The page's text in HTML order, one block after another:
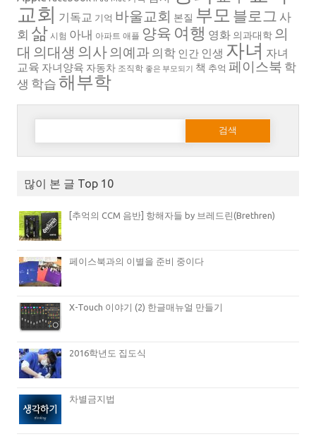
교회 기독교 기억 바울교회 본질 부모 블로그 사
회 삶 시험 아내 아파트 애플 양육 여행 영화 의과대학 의
대 의대생 의사의예과 의학 인간 인생 자녀 자녀
교육 자녀양육 자동차 조직학 좋은 부모되기 책 추억 페이스북 학
생 학습 해부학
다음 검색:
많이 본 글 Top 10
[추억의 CCM 음반] 항해자들 by 브레드린(Brethren)
페이스북과의 이별을 준비 중이다
X-Touch 이야기 (2) 한글매뉴얼 만들기
2016학년도 집도식
차별금지법